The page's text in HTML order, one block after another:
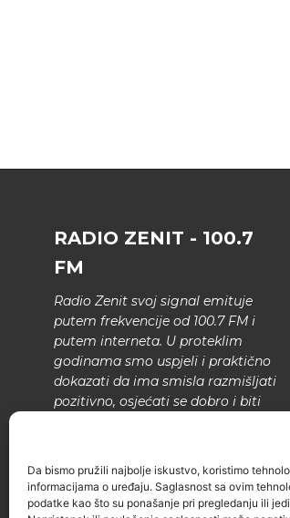
Da bismo pružili najbolje iskustvo, koristimo
informacijama o uređaju. Saglasnost sa ovim
podatke kao što su ponašanje pri pregledanju ili
RADIO ZENIT - 100.7
FM
Radio Zenit svoj signal emituje
putem frekvencije od 100.7 FM i
putem interneta. U proteklim
godinama smo uspjeli i praktično
dokazati da ima smisla razmišljati
pozitivno, osjećati se dobro i biti
narodne muzike..